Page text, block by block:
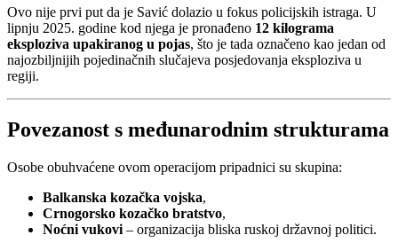
Ovo nije prvi put da je Savić dolazio u fokus policijskih istraga. U
lipnju 2025. godine kod njega je pronađeno 12 kilograma
eksploziva upakiranog u pojas, što je tada označeno kao jedan od
najozbiljnijih pojedinačnih slučajeva posjedovanja eksploziva u
regiji.
Povezanost s međunarodnim strukturama
Osobe obuhvaćene ovom operacijom pripadnici su skupina:
Balkanska kozačka vojska,
Crnogorsko kozačko bratstvo,
Noćni vukovi – organizacija bliska ruskoj državnoj politici.